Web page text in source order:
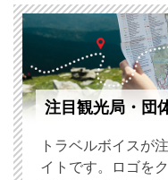
注目観光局・団
トラベルボイスが
イトです。ロゴを